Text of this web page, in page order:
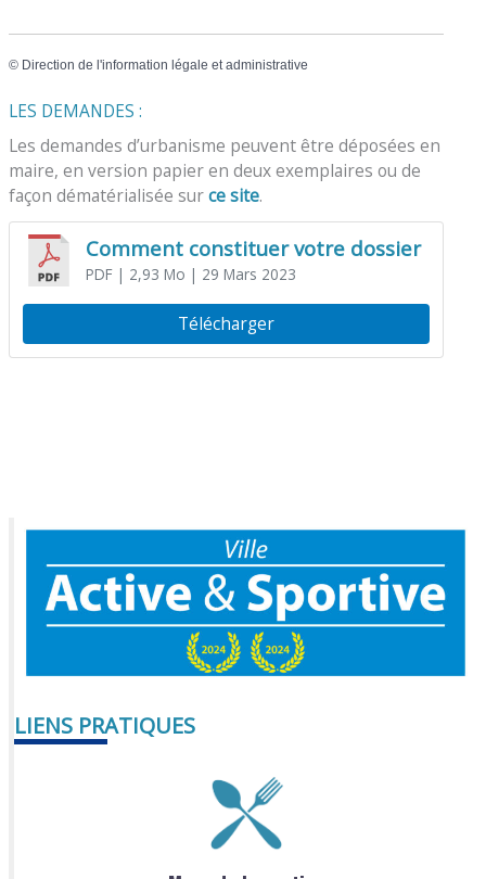
© Direction de l'information légale et administrative
LES DEMANDES :
Les demandes d’urbanisme peuvent être déposées en
maire, en version papier en deux exemplaires ou de
façon dématérialisée surce site.
Comment constituer votre dossier
PDF| 2,93 Mo | 29 Mars 2023
Télécharger
LIENS PRATIQUES